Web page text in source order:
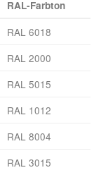
RAL-Farbton
RAL 6018
RAL 2000
RAL 5015
RAL 1012
RAL 8004
RAL 3015